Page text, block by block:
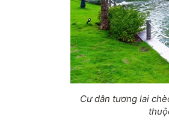
Cư dân tương lai